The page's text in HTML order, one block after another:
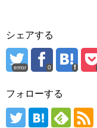
シェアする
error 0
フォローする